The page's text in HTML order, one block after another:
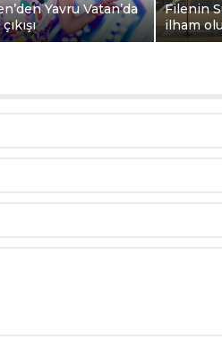
Yavru Vatan’da
Filenin
ilham